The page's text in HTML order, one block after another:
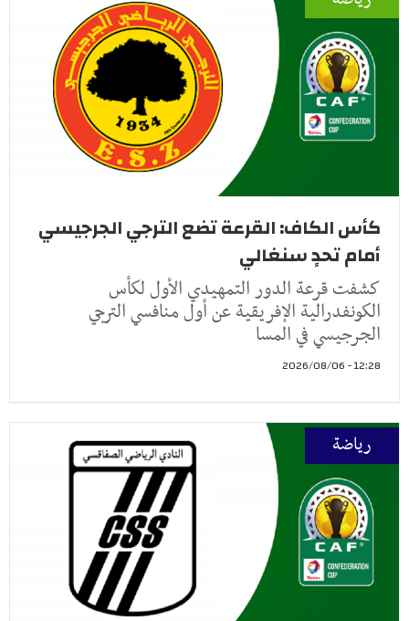
كأس الكاف: القرعة تضع الترجي الجرجيسي
أمام تحدٍ سنغالي
كشفت قرعة الدور التمهيدي الأول لكأس
الكونفدرالية الإفريقية عن أول منافسي الترجي
الجرجيسي في المسا
12:28 - 2026/08/06
رياضة